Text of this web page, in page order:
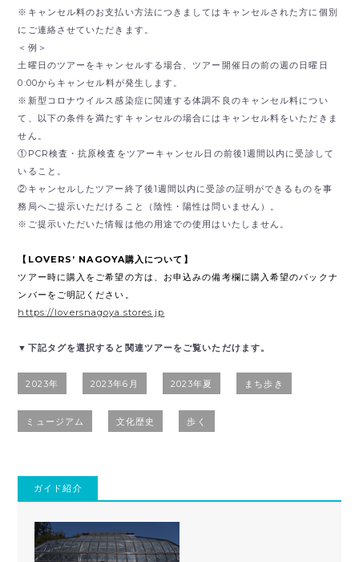
※キャンセル料のお支払い方法につきましてはキャンセルされた方に個別
にご連絡させていただきます。
＜例＞
土曜日のツアーをキャンセルする場合、ツアー開催日の前の週の日曜日
0:00からキャンセル料が発生します。
※新型コロナウイルス感染症に関連する体調不良のキャンセル料につい
て、以下の条件を満たすキャンセルの場合にはキャンセル料をいただきま
せん。
①PCR検査・抗原検査をツアーキャンセル日の前後1週間以内に受診して
いること。
②キャンセルしたツアー終了後1週間以内に受診の証明ができるものを事
務局へご提示いただけること（陰性・陽性は問いません）。
※ご提示いただいた情報は他の用途での使用はいたしません。
【LOVERS’ NAGOYA購入について】
ツアー時に購入をご希望の方は、お申込みの備考欄に購入希望のバックナ
ンバーをご明記ください。
https://loversnagoya.stores.jp
▼下記タグを選択すると関連ツアーをご覧いただけます。
2023年 2023年6月 2023年夏 まち歩き
ミュージアム 文化歴史 歩く
ガイド紹介